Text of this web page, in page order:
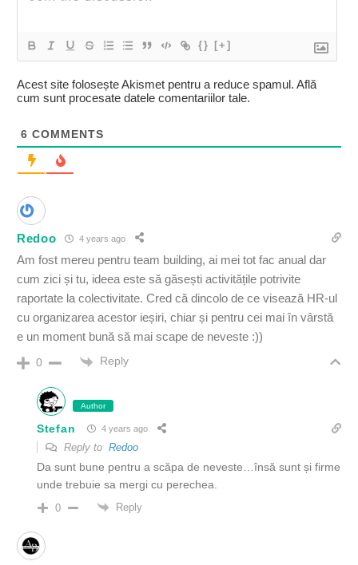
{} [+]
Acest site folosește Akismet pentru a reduce spamul. Află
cum sunt procesate datele comentariilor tale.
6 COMMENTS
Redoo 4 years ago
Am fost mereu pentru team building, ai mei tot fac anual dar
cum zici și tu, ideea este să găsești activitățile potrivite
raportate la colectivitate. Cred că dincolo de ce visează HR-ul
cu organizarea acestor ieșiri, chiar și pentru cei mai în vârstă
e un moment bună să mai scape de neveste :))
0 Reply
Author
Stefan 4 years ago
Reply to Redoo
Da sunt bune pentru a scăpa de neveste…însă sunt și firme
unde trebuie sa mergi cu perechea.
0 Reply